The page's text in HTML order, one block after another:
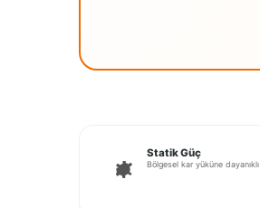
Statik Güç
Bölgesel kar yüküne dayanıklı